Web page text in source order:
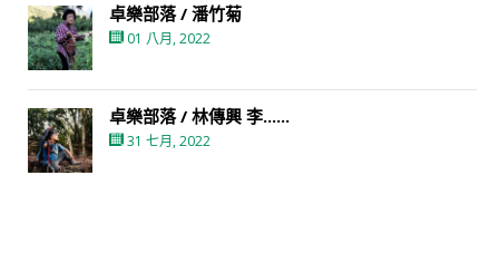
卓樂部落 / 潘竹菊
01 八月, 2022
卓樂部落 / 林傳興 李......
31 七月, 2022